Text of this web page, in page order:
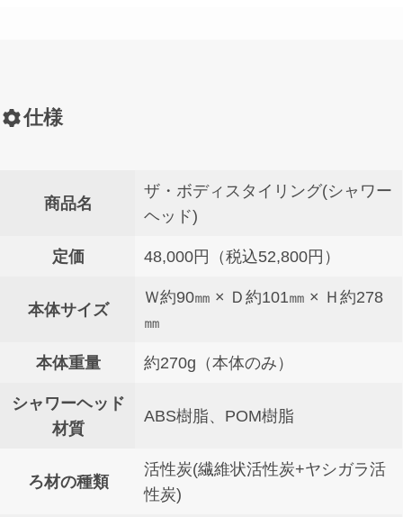
仕様
商品名
ザ・ボディスタイリング(シャワー
ヘッド)
定価 48,000円（税込52,800円）
本体サイズ
Ｗ約90㎜ × Ｄ約101㎜ × Ｈ約278
㎜
本体重量 約270g（本体のみ）
シャワーヘッド
材質
ABS樹脂、POM樹脂
ろ材の種類
活性炭(繊維状活性炭+ヤシガラ活
性炭)